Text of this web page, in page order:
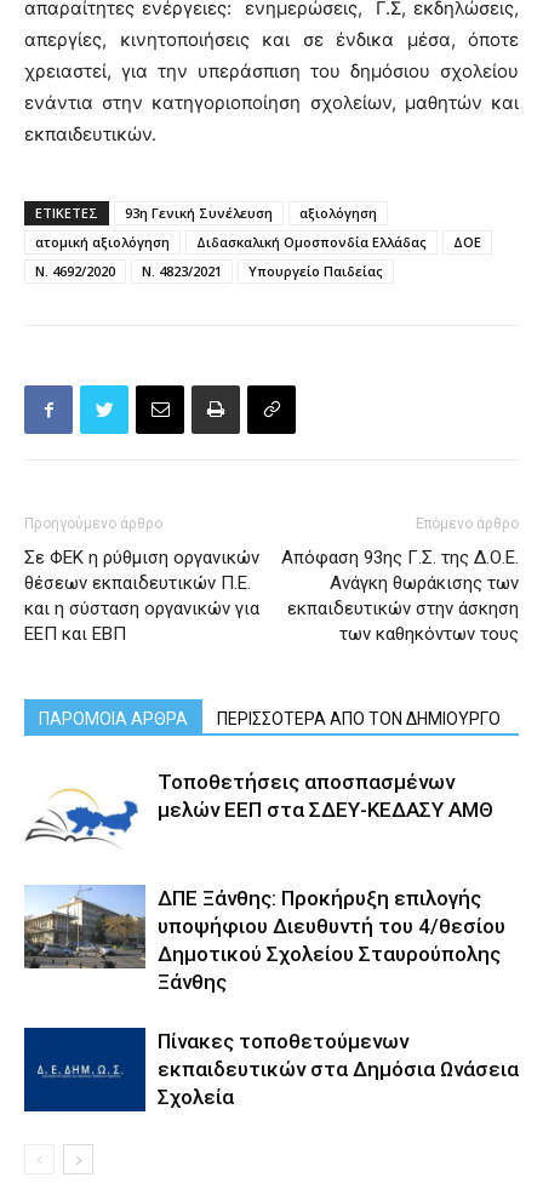
απαραίτητες ενέργειες: ενημερώσεις, Γ.Σ, εκδηλώσεις,
απεργίες, κινητοποιήσεις και σε ένδικα μέσα, όποτε
χρειαστεί, για την υπεράσπιση του δημόσιου σχολείου
ενάντια στην κατηγοριοποίηση σχολείων, μαθητών και
εκπαιδευτικών.
ΕΤΙΚΕΤΕΣ 93η Γενική Συνέλευση
αξιολόγηση
ατομική αξιολόγηση
Διδασκαλική Ομοσπονδία Ελλάδας
ΔΟΕ
Ν. 4692/2020
Ν. 4823/2021 Υπουργείο Παιδείας
Προηγούμενο άρθρο
Σε ΦΕΚ η ρύθμιση οργανικών
θέσεων εκπαιδευτικών Π.Ε.
και η σύσταση οργανικών για
ΕΕΠ και ΕΒΠ
Επόμενο άρθρο
Απόφαση 93ης Γ.Σ. της Δ.Ο.Ε.
Ανάγκη θωράκισης των
εκπαιδευτικών στην άσκηση
των καθηκόντων τους
ΠΑΡΟΜΟΙΑ ΑΡΘΡΑ ΠΕΡΙΣΣΟΤΕΡΑ ΑΠΟ ΤΟΝ ΔΗΜΙΟΥΡΓΟ
Τοποθετήσεις αποσπασμένων
μελών ΕΕΠ στα ΣΔΕΥ-ΚΕΔΑΣΥ ΑΜΘ
ΔΠΕ Ξάνθης: Προκήρυξη επιλογής
υποψήφιου Διευθυντή του 4/θεσίου
Δημοτικού Σχολείου Σταυρούπολης
Ξάνθης
Πίνακες τοποθετούμενων
εκπαιδευτικών στα Δημόσια Ωνάσεια
Σχολεία